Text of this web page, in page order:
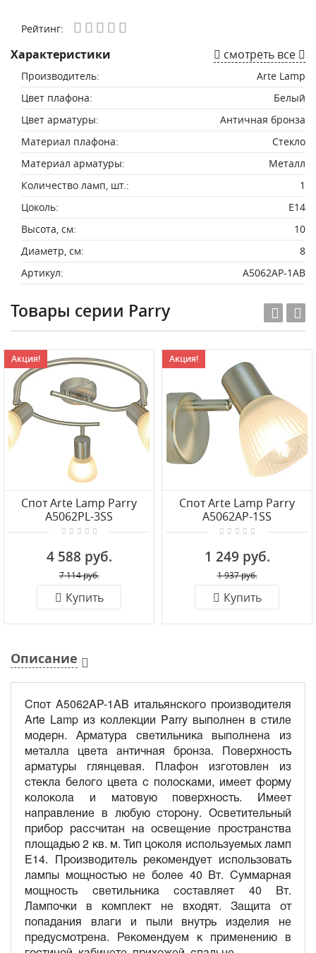
Рейтинг:
Характеристики смотреть все
Производитель:
Arte Lamp
Цвет плафона:
Белый
Цвет арматуры:
Античная бронза
Материал плафона:
Стекло
Материал арматуры:
Металл
Количество ламп, шт.:
1
Цоколь:
E14
Высота, см:
10
Диаметр, см:
8
Артикул:
A5062AP-1AB
Товары серии Parry
Акция!
Спот Arte Lamp Parry
A5062PL-3SS
4 588 руб.
7 114 руб.
Купить
Акция!
Спот Arte Lamp Parry
A5062AP-1SS
1 249 руб.
1 937 руб.
Купить
Описание
Спот A5062AP-1AB итальянского производителя
Arte Lamp из коллекции Parry выполнен в стиле
модерн. Арматура светильника выполнена из
металла цвета античная бронза. Поверхность
арматуры глянцевая. Плафон изготовлен из
стекла белого цвета с полосками, имеет форму
колокола и матовую поверхность. Имеет
направление в любую сторону. Осветительный
прибор рассчитан на освещение пространства
площадью 2 кв. м. Тип цоколя используемых ламп
E14. Производитель рекомендует использовать
лампы мощностью не более 40 Вт. Суммарная
мощность светильника составляет 40 Вт.
Лампочки в комплект не входят. Защита от
попадания влаги и пыли внутрь изделия не
предусмотрена. Рекомендуем к применению в